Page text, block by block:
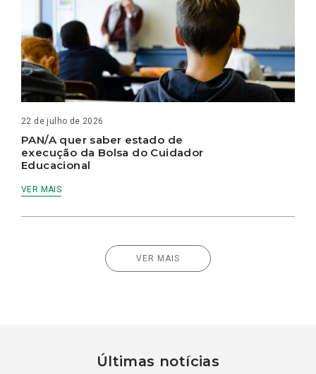
22 de julho de 2026
PAN/A quer saber estado de
execução da Bolsa do Cuidador
Educacional
VER MAIS
VER MAIS
Últimas notícias